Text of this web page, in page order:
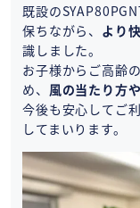
既設の
保ちながら、 より
識しました。
お子様からご高齢
め、 風の当たり方
今後も安心してご
してまいります。